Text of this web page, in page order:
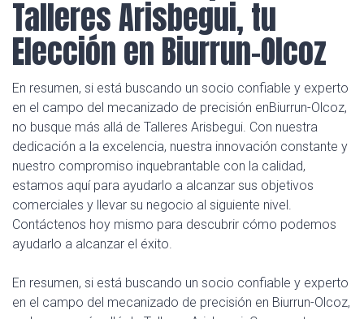
Talleres Arisbegui, tu
Elección en Biurrun-Olcoz
En resumen, si está buscando un socio confiable y experto
en el campo del mecanizado de precisión enBiurrun-Olcoz,
no busque más allá de Talleres Arisbegui. Con nuestra
dedicación a la excelencia, nuestra innovación constante y
nuestro compromiso inquebrantable con la calidad,
estamos aquí para ayudarlo a alcanzar sus objetivos
comerciales y llevar su negocio al siguiente nivel.
Contáctenos hoy mismo para descubrir cómo podemos
ayudarlo a alcanzar el éxito.
En resumen, si está buscando un socio confiable y experto
en el campo del mecanizado de precisión en Biurrun-Olcoz,